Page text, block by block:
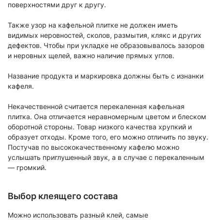
поверхностями друг к другу.
Также узор на кафельной плитке не должен иметь
видимых неровностей, сколов, размытия, клякс и других
дефектов. Чтобы при укладке не образовывалось зазоров
и неровных щелей, важно наличие прямых углов.
Название продукта и маркировка должны быть с изнанки
кафеля.
Некачественной считается перекаленная кафельная
плитка. Она отличается неравномерным цветом и блеском
оборотной стороны. Товар низкого качества хрупкий и
образует отходы. Кроме того, его можно отличить по звуку.
Постучав по высококачественному кафелю можно
услышать приглушенный звук, а в случае с перекаленным
— громкий.
Выбор клеящего состава
Можно использовать разный клей, самые